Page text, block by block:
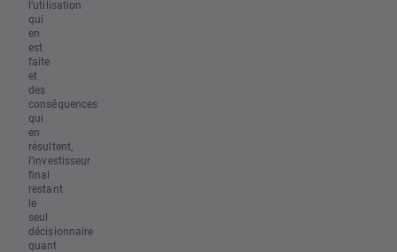
l’utilisation
qui
en
est
faite
et
des
conséquences
qui
en
résultent,
l’investisseur
final
restant
le
seul
décisionnaire
quant